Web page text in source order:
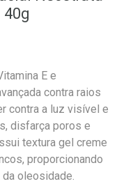
40g
E e
contra raios
contra a luz visível e
disfarça poros e
textura gel creme
proporcionando
oleosidade.